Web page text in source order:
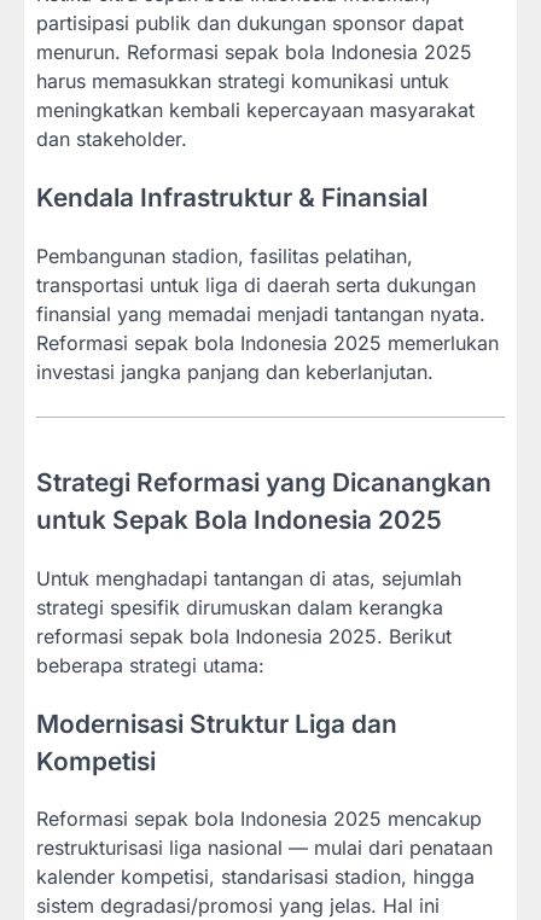
partisipasi publik dan dukungan sponsor dapat
menurun. Reformasi sepak bola Indonesia 2025
harus memasukkan strategi komunikasi untuk
meningkatkan kembali kepercayaan masyarakat
dan stakeholder.
Kendala Infrastruktur & Finansial
Pembangunan stadion, fasilitas pelatihan,
transportasi untuk liga di daerah serta dukungan
finansial yang memadai menjadi tantangan nyata.
Reformasi sepak bola Indonesia 2025 memerlukan
investasi jangka panjang dan keberlanjutan.
Strategi Reformasi yang Dicanangkan
untuk Sepak Bola Indonesia 2025
Untuk menghadapi tantangan di atas, sejumlah
strategi spesifik dirumuskan dalam kerangka
reformasi sepak bola Indonesia 2025. Berikut
beberapa strategi utama:
Modernisasi Struktur Liga dan
Kompetisi
Reformasi sepak bola Indonesia 2025 mencakup
restrukturisasi liga nasional — mulai dari penataan
kalender kompetisi, standarisasi stadion, hingga
sistem degradasi/promosi yang jelas. Hal ini